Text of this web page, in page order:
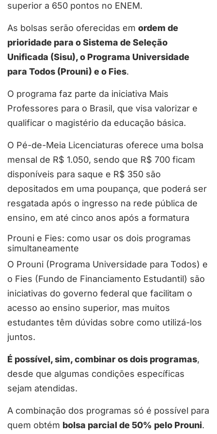
superior a 650 pontos no ENEM.
As bolsas serão oferecidas em ordem de
prioridade para o Sistema de Seleção
Unificada (Sisu), o Programa Universidade
para Todos (Prouni) e o Fies.
O programa faz parte da iniciativa Mais
Professores para o Brasil, que visa valorizar e
qualificar o magistério da educação básica.
O Pé-de-Meia Licenciaturas oferece uma bolsa
mensal de R$ 1.050, sendo que R$ 700 ficam
disponíveis para saque e R$ 350 são
depositados em uma poupança, que poderá ser
resgatada após o ingresso na rede pública de
ensino, em até cinco anos após a formatura
Prouni e Fies: como usar os dois programas
simultaneamente
O Prouni (Programa Universidade para Todos) e
o Fies (Fundo de Financiamento Estudantil) são
iniciativas do governo federal que facilitam o
acesso ao ensino superior, mas muitos
estudantes têm dúvidas sobre como utilizá-los
juntos.
É possível, sim, combinar os dois programas,
desde que algumas condições específicas
sejam atendidas.
A combinação dos programas só é possível para
quem obtém bolsa parcial de 50% pelo Prouni.